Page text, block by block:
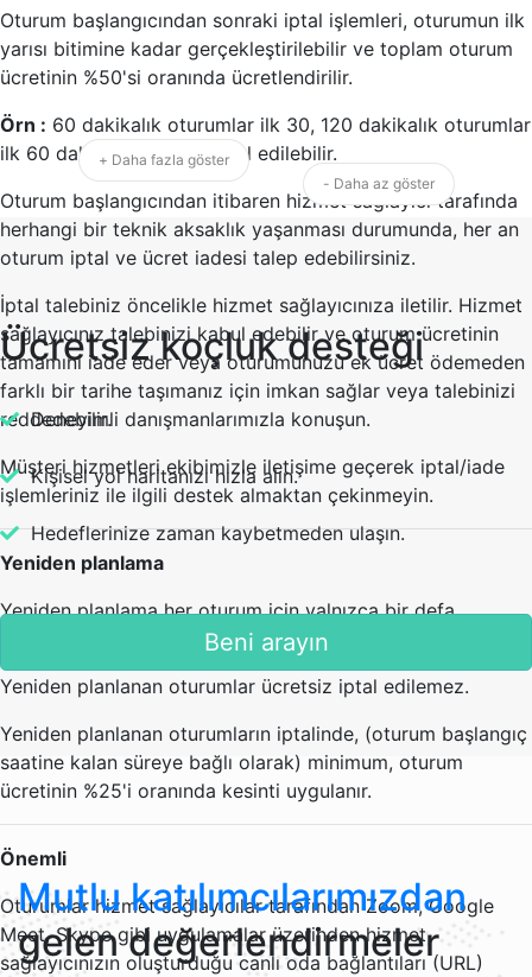
Oturum başlangıcından sonraki iptal işlemleri, oturumun ilk
yarısı bitimine kadar gerçekleştirilebilir ve toplam oturum
ücretinin %50'si oranında ücretlendirilir.
Örn : 60 dakikalık oturumlar ilk 30, 120 dakikalık oturumlar
ilk 60 dakika içerisinde iptal edilebilir.
Oturum başlangıcından itibaren hizmet sağlayıcı tarafında
herhangi bir teknik aksaklık yaşanması durumunda, her an
oturum iptal ve ücret iadesi talep edebilirsiniz.
İptal talebiniz öncelikle hizmet sağlayıcınıza iletilir. Hizmet
sağlayıcınız talebinizi kabul edebilir ve oturum ücretinin
tamamını iade eder veya oturumunuzu ek ücret ödemeden
farklı bir tarihe taşımanız için imkan sağlar veya talebinizi
reddedebilir.
Müşteri hizmetleri ekibimizle iletişime geçerek iptal/iade
işlemleriniz ile ilgili destek almaktan çekinmeyin.
Yeniden planlama
Yeniden planlama her oturum için yalnızca bir defa
Yeniden planlanan oturumlar ücretsiz iptal edilemez.
Yeniden planlanan oturumların iptalinde, (oturum başlangıç
saatine kalan süreye bağlı olarak) minimum, oturum
ücretinin %25'i oranında kesinti uygulanır.
Önemli
Oturumlar hizmet sağlayıcılar tarafından Zoom, Google
Meet, Skype gibi uygulamalar üzerinden hizmet
sağlayıcınızın oluşturduğu canlı oda bağlantıları (URL)
+ Daha fazla göster
- Daha az göster
Ücretsiz koçluk desteği
Deneyimli danışmanlarımızla konuşun.
Kişisel yol haritanızı hızla alın.
Hedeflerinize zaman kaybetmeden ulaşın.
Beni arayın
Mutlu katılımcılarımızdan
gelen değerlendirmeler